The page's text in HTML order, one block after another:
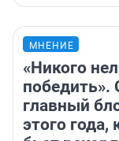
МНЕНИЕ
«Никого
победить».
главный
этого года,